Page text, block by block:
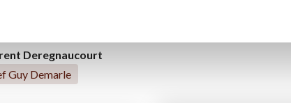
Deregnaucourt
Guy Demarle